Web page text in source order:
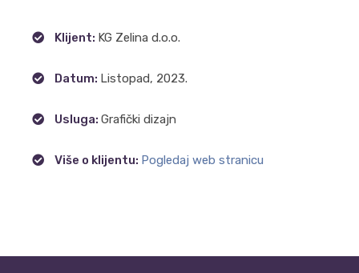
Klijent: KG Zelina d.o.o.
Datum: Listopad, 2023.
Usluga: Grafički dizajn
Više o klijentu: Pogledaj web stranicu